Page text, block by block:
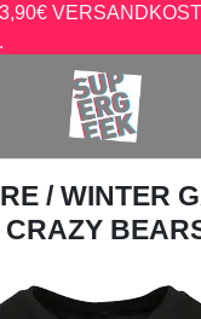
/ WINTER
CRAZY